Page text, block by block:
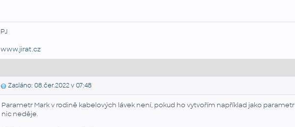
PJ
www.jirat.cz
Zasláno: 08.čer.2022 v 07:48
Parametr Mark v rodině kabelových lávek není, pokud ho vytvořím například jako parametr
nic neděje.